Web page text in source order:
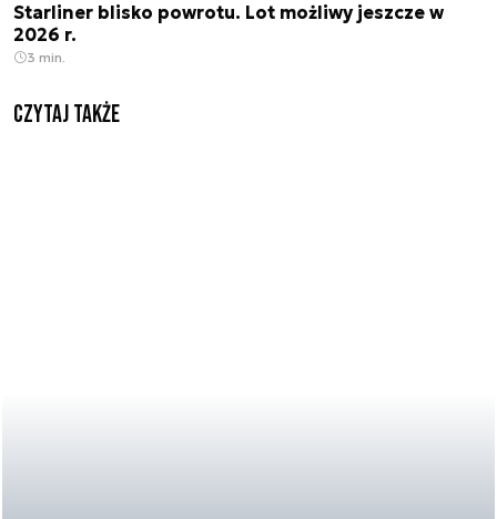
Starliner blisko powrotu. Lot możliwy jeszcze w
2026 r.
3 min.
Czytaj także